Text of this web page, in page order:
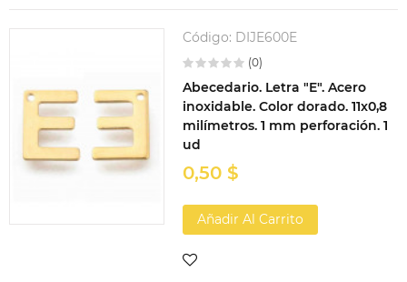
Código: DIJE600E
(0)
Abecedario. Letra "E". Acero
inoxidable. Color dorado. 11x0,8
milímetros. 1 mm perforación. 1
ud
0,50 $
Añadir Al Carrito